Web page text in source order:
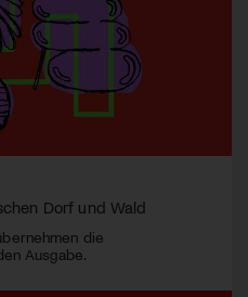
Dorf und Wald
die
Ausgabe.